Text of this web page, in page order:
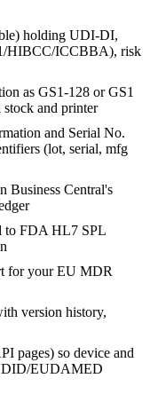
holding UDI-DI,
HIBCC/ICCBBA), risk
as GS1-128 or GS1
and printer
and Serial No.
(lot, serial, mfg
Business Central's
to FDA HL7 SPL
for your EU MDR
version history,
pages) so device and
EUDAMED